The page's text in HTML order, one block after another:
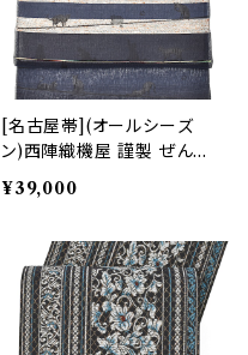
[名古屋帯](オールシーズ
ン)西陣織機屋 謹製 ぜんま
い段 ねこ散歩 九寸帯 正絹
日本製(商品番号:22459)
¥39,000